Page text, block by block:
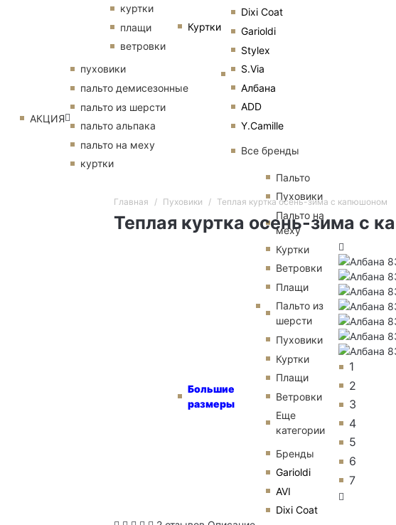
Куртки
Dixi Coat
Garioldi
Stylex
S.Via
Албана
ADD
Y.Camille
Все бренды
Большие
размеры
Пальто
Пуховики
Пальто на
меху
Куртки
Ветровки
Плащи
Пальто из
шерсти
Пуховики
Куртки
Плащи
Ветровки
Еще
категории
Бренды
Garioldi
AVI
Dixi Coat
куртки
плащи
ветровки
АКЦИЯ
пуховики
пальто демисезонные
пальто из шерсти
пальто альпака
пальто на меху
куртки
Главная Пуховики Теплая куртка осень-зима с капюшоном
Теплая куртка осень-зима с
1
2
3
4
5
6
7